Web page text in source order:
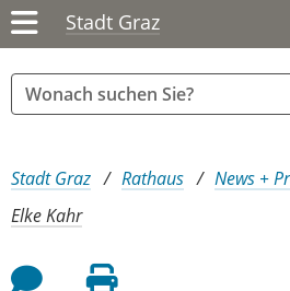
Stadt Graz
Sie sind hier:
Stadt Graz Rathaus News +
Elke Kahr
Feedback an Autor
Seite drucken